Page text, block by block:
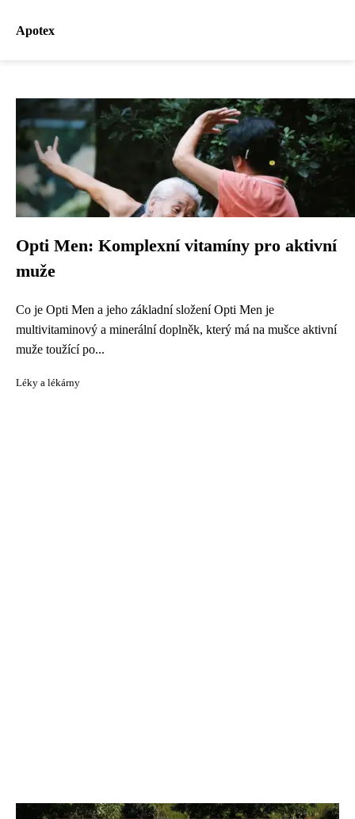
Apotex
Opti Men: Komplexní vitamíny pro aktivní
muže
Co je Opti Men a jeho základní složení Opti Men je
multivitaminový a minerální doplněk, který má na mušce aktivní
muže toužící po...
Léky a lékárny